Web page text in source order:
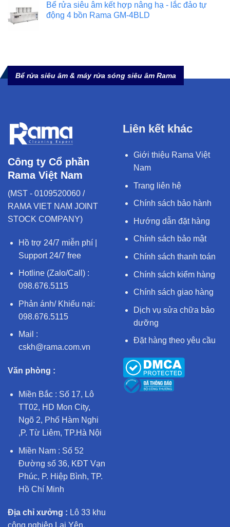
Bể rửa siêu âm kết hợp nâng hạ - lắc đảo tự
động 4 bồn Rama GM-4BLD
Bể rửa siêu âm & máy rửa sóng siêu âm Rama
Công ty Cổ phần
Rama Việt Nam
(MST - 0109520060 /
RAMA VIET NAM JOINT
STOCK COMPANY)
Hồ trợ 24/7 miễn phí |
Support 24/7 free
Hotline (Zalo/Call) :
098.676.5115
Phản ánh/ Khiếu nại:
098.676.5115
Mail :
cskh@rama.com.vn
Văn phòng :
Miền Bắc : Số 17, Lô
TT02, HD Mon City,
Ngõ 2, Phố Hàm Nghi
,P. Từ Liêm, TP.Hà Nội
Miền Nam : Số 52
Đường số 36, KĐT Vạn
Phúc, P. Hiệp Bình, TP.
Hồ Chí Minh
Địa chỉ xưởng : Lô 33 khu
Liên kết khác
Giới thiệu Rama Việt
Nam
Trang liên hệ
Chính sách bảo hành
Hướng dẫn đặt hàng
Chính sách bảo mật
Chính sách thanh toán
Chính sách kiểm hàng
Chính sách giao hàng
Dịch vụ sửa chữa bảo
dưỡng
Đặt hàng theo yêu cầu